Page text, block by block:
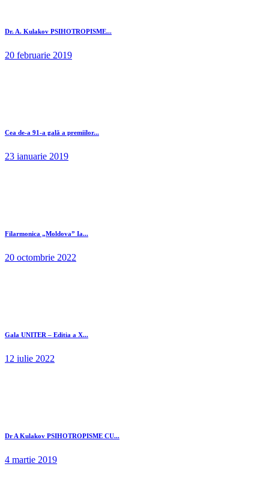
Dr. A. Kulakov PSIHOTROPISME...
20 februarie 2019
Cea de-a 91-a gală a premiilor...
23 ianuarie 2019
Filarmonica „Moldova” Ia...
20 octombrie 2022
Gala UNITER – Editia a X...
12 iulie 2022
Dr A Kulakov PSIHOTROPISME CU...
4 martie 2019